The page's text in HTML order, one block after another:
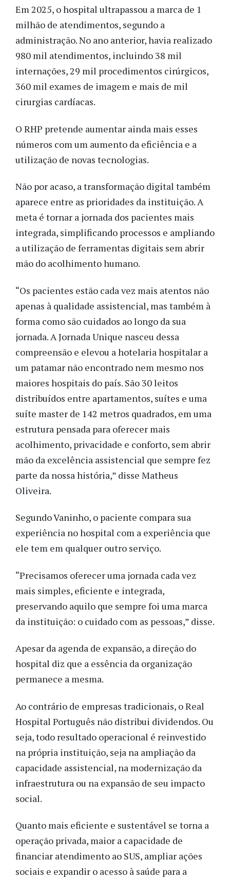
Em 2025, o hospital ultrapassou a marca de 1
milhão de atendimentos, segundo a
administração. No ano anterior, havia realizado
980 mil atendimentos, incluindo 38 mil
internações, 29 mil procedimentos cirúrgicos,
360 mil exames de imagem e mais de mil
cirurgias cardíacas.
O RHP pretende aumentar ainda mais esses
números com um aumento da eficiência e a
utilização de novas tecnologias.
Não por acaso, a transformação digital também
aparece entre as prioridades da instituição. A
meta é tornar a jornada dos pacientes mais
integrada, simplificando processos e ampliando
a utilização de ferramentas digitais sem abrir
mão do acolhimento humano.
“Os pacientes estão cada vez mais atentos não
apenas à qualidade assistencial, mas também à
forma como são cuidados ao longo da sua
jornada. A Jornada Unique nasceu dessa
compreensão e elevou a hotelaria hospitalar a
um patamar não encontrado nem mesmo nos
maiores hospitais do país. São 30 leitos
distribuídos entre apartamentos, suítes e uma
suíte master de 142 metros quadrados, em uma
estrutura pensada para oferecer mais
acolhimento, privacidade e conforto, sem abrir
mão da excelência assistencial que sempre fez
parte da nossa história,” disse Matheus
Oliveira.
Segundo Vaninho, o paciente compara sua
experiência no hospital com a experiência que
ele tem em qualquer outro serviço.
“Precisamos oferecer uma jornada cada vez
mais simples, eficiente e integrada,
preservando aquilo que sempre foi uma marca
da instituição: o cuidado com as pessoas,” disse.
Apesar da agenda de expansão, a direção do
hospital diz que a essência da organização
permanece a mesma.
Ao contrário de empresas tradicionais, o Real
Hospital Português não distribui dividendos. Ou
seja, todo resultado operacional é reinvestido
na própria instituição, seja na ampliação da
capacidade assistencial, na modernização da
infraestrutura ou na expansão de seu impacto
social.
Quanto mais eficiente e sustentável se torna a
operação privada, maior a capacidade de
financiar atendimento ao SUS, ampliar ações
sociais e expandir o acesso à saúde para a